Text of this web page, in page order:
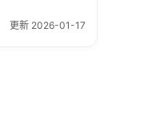
更新 2026-01-17